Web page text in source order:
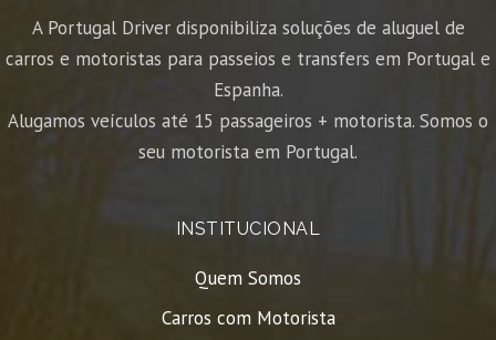
A Portugal Driver disponibiliza soluções de aluguel de
carros e motoristas para passeios e transfers em Portugal e
Espanha.
Alugamos veículos até 15 passageiros + motorista. Somos o
seu motorista em Portugal.
INSTITUCIONAL
Quem Somos
Carros com Motorista